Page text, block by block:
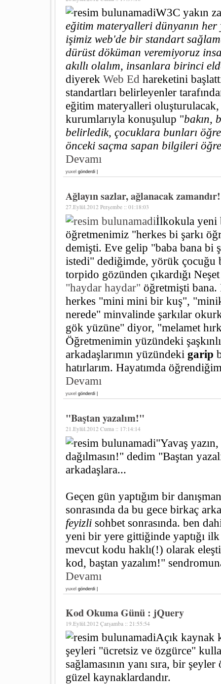
W3C yakın
eğitim materyalleri dünyanın
işimiz web'de bir standart
dürüst döküman veremiyoruz
akıllı olalım, insanlara birinci
diyerek Web Ed hareketini
standartları belirleyenler
eğitim materyalleri
kurumlarıyla konuşulup "bakın,
belirledik, çocuklara bunları
önceki saçma sapan bilgileri
Devamı
yuxel gönderdi |
Ağlayın sazlar, ağlanacak zamandır!
27.Eylül.2012 Perşembe :: 01:18:03
İlkokula yeni
öğretmenimiz "herkes bi şarkı
demişti. Eve gelip "baba bana bi
istedi" dediğimde, yörük çocuğu
torpido gözünden çıkardığı
"haydar haydar" öğretmişti bana.
herkes "mini mini bir kuş",
nerede" minvalinde şarkılar
gök yüzüne" diyor, "melamet
Öğretmenimin yüzündeki
arkadaşlarımın yüzündeki garip
hatırlarım. Hayatımda
Devamı
yuxel gönderdi |
"Baştan yazalım!"
21.Eylül.2012 Cuma :: 17:14:14
"Yavaş yazın,
dağılmasın!" dedim "Baştan
arkadaşlara...
Geçen gün yaptığım bir
sonrasında da bu gece birkaç
feyizli sohbet sonrasında. ben
yeni bir yere gittiğinde yaptığı
mevcut kodu haklı(!) olarak
kod, baştan yazalım!"
Devamı
yuxel gönderdi |
Kod Okuma Günü : jQuery
19.Eylül.2012 Çarşamba :: 21:55:54
Açık kaynak
şeyleri "ücretsiz ve özgürce"
sağlamasının yanı sıra, bir
güzel kaynaklardandır.